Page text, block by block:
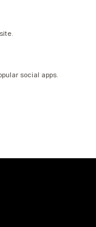
social apps.